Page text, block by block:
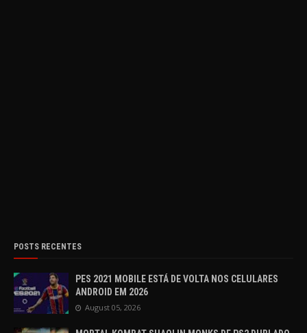
POSTS RECENTES
PES 2021 MOBILE ESTÁ DE VOLTA NOS CELULARES
ANDROID EM 2026
August 05, 2026